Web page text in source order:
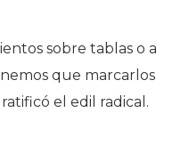
sobre tablas o a
que marcarlos
el edil radical.